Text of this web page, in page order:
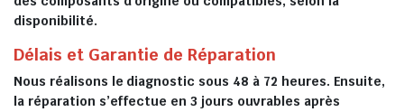
disponibilité.
Délais et Garantie de Réparation
Nous réalisons le diagnostic sous 48 à 72 heures. Ensuite,
la réparation s’effectue en 3 jours ouvrables après